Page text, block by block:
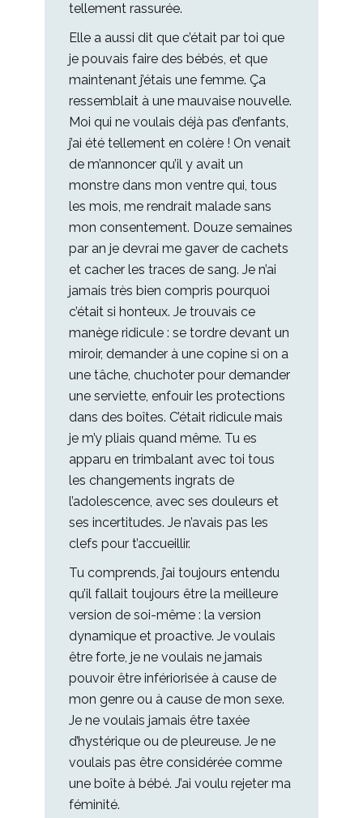
tellement rassurée.
Elle a aussi dit que c’était par toi que
je pouvais faire des bébés, et que
maintenant j’étais une femme. Ça
ressemblait à une mauvaise nouvelle.
Moi qui ne voulais déjà pas d’enfants,
j’ai été tellement en colère ! On venait
de m’annoncer qu’il y avait un
monstre dans mon ventre qui, tous
les mois, me rendrait malade sans
mon consentement. Douze semaines
par an je devrai me gaver de cachets
et cacher les traces de sang. Je n’ai
jamais très bien compris pourquoi
c’était si honteux. Je trouvais ce
manège ridicule : se tordre devant un
miroir, demander à une copine si on a
une tâche, chuchoter pour demander
une serviette, enfouir les protections
dans des boîtes. C’était ridicule mais
je m’y pliais quand même. Tu es
apparu en trimbalant avec toi tous
les changements ingrats de
l’adolescence, avec ses douleurs et
ses incertitudes. Je n’avais pas les
clefs pour t’accueillir.
Tu comprends, j’ai toujours entendu
qu’il fallait toujours être la meilleure
version de soi-même : la version
dynamique et proactive. Je voulais
être forte, je ne voulais ne jamais
pouvoir être infériorisée à cause de
mon genre ou à cause de mon sexe.
Je ne voulais jamais être taxée
d’hystérique ou de pleureuse. Je ne
voulais pas être considérée comme
une boîte à bébé. J’ai voulu rejeter ma
féminité.